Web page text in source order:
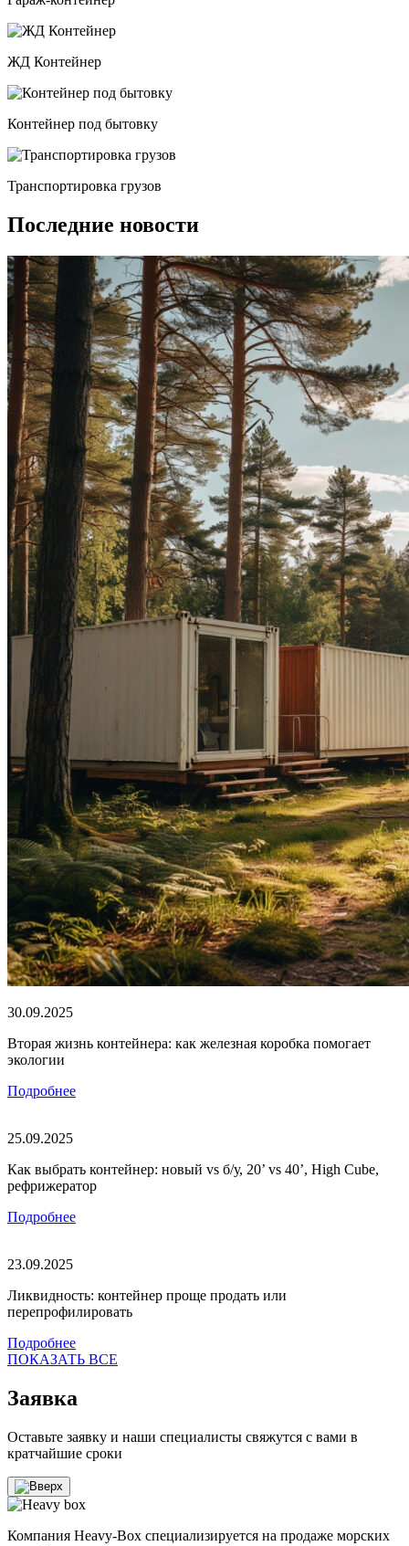
ЖД Контейнер
Контейнер под бытовку
Транспортировка грузов
Последние новости
30.09.2025
Вторая жизнь контейнера: как железная коробка помогает
экологии
Подробнее
25.09.2025
Как выбрать контейнер: новый vs б/у, 20’ vs 40’, High Cube,
рефрижератор
Подробнее
23.09.2025
Ликвидность: контейнер проще продать или
перепрофилировать
Подробнее
ПОКАЗАТЬ ВСЕ
Заявка
Оставьте заявку и наши специалисты свяжутся с вами в
кратчайшие сроки
Компания Heavy-Box специализируется на продаже морских